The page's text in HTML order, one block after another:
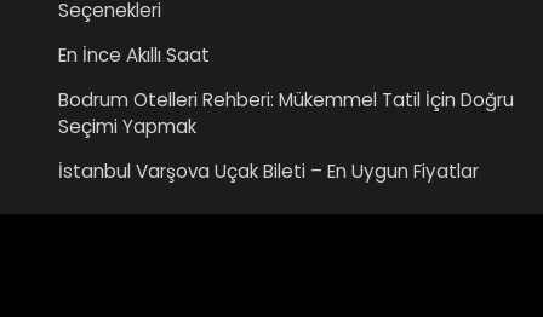
Seçenekleri
En İnce Akıllı Saat
Bodrum Otelleri Rehberi: Mükemmel Tatil İçin Doğru
Seçimi Yapmak
İstanbul Varşova Uçak Bileti – En Uygun Fiyatlar